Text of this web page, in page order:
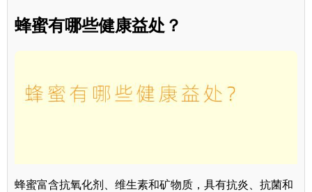
蜂蜜有哪些健康益处？
蜂蜜富含抗氧化剂、维生素和矿物质，具有抗炎、抗菌和